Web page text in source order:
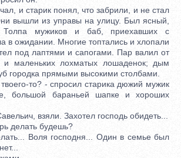
и старик понял, что забрили, и не стал
вышли из управы на улицу. Был ясный,
Толпа мужиков и баб, приехавших с
в ожидании. Многие топтались и хлопали
под лаптями и сапогами. Пар валил от
и маленьких лохматых лошаденок; дым
городка прямыми высокими столбами.
то? - спросил старика дюжий мужик
большой бараньей шапке и хороших
взяли. Захотел господь обидеть...
делать будешь?
Воля господня... Один в семье был